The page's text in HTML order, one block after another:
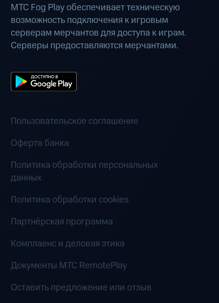
МТС Fog Play обеспечивает техническую
возможность подключения к игровым
серверам мерчантов для доступа к играм.
Серверы предоставляются мерчантами.
Пользовательское соглашение
Оферта банка
Политика обработки персональных
данных
Политика обработки cookies
Партнёрская программа
Комплаенс и деловая этика
Документы MTC RemotePlay
Оставить предложение или отзыв